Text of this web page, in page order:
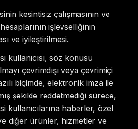
kesintisiz çalışmasının ve
hesaplarının işlevselliğinin
ve iyileştirilmesi.
kullanıcısı, söz konusu
çevrimdışı veya çevrimiçi
biçimde, elektronik imza ile
şekilde reddetmediği sürece,
kullanıcılarına haberler, özel
diğer ürünler, hizmetler ve